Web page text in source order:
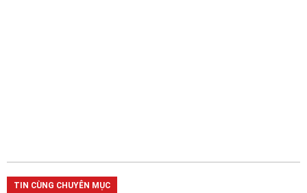
TIN CÙNG CHUYÊN MỤC